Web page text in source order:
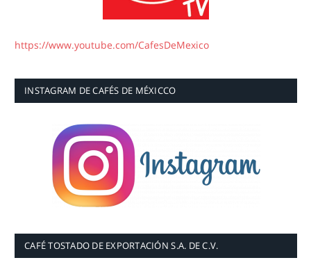
https://www.youtube.com/CafesDeMexico
INSTAGRAM DE CAFÉS DE MÉXICCO
CAFÉ TOSTADO DE EXPORTACIÓN S.A. DE C.V.